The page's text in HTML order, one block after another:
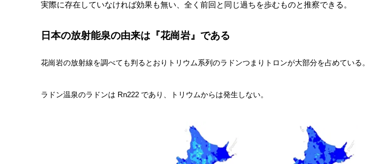
実際に存在していなければ効果も無い、全く前回と同じ過ちを歩むものと推察できる。
日本の放射能泉の由来は『花崗岩』である
花崗岩の放射線を調べても判るとおりトリウム系列のラドンつまりトロンが大部分を占めている。
ラドン温泉のラドンは Rn222 であり、トリウムからは発生しない。